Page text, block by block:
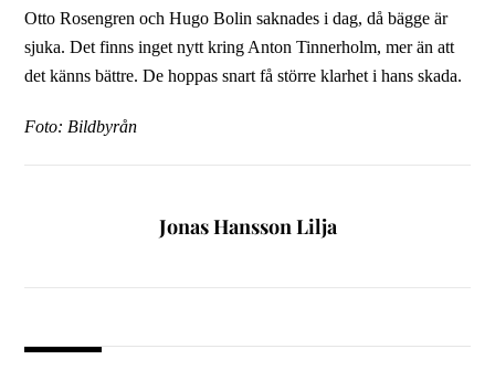
Otto Rosengren och Hugo Bolin saknades i dag, då bägge är
sjuka. Det finns inget nytt kring Anton Tinnerholm, mer än att
det känns bättre. De hoppas snart få större klarhet i hans skada.
Foto: Bildbyrån
Jonas Hansson Lilja